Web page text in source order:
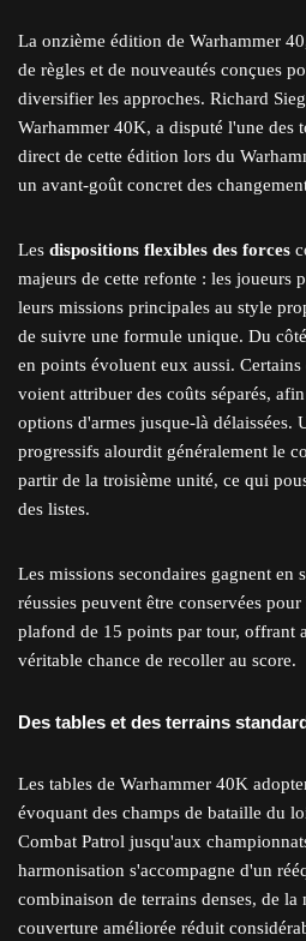
La onzième édition de Warhammer
de règles et de nouveautés conçues
diversifier les approches. Richard
Warhammer 40K, a disputé l'une des
direct de cette édition lors du
un avant-goût concret des
Les dispositions flexibles des forces
majeurs de cette refonte : les joueurs
leurs missions principales au style
de suivre une formule unique. Du
en points évoluent eux aussi. Certains
voient attribuer des coûts séparés,
options d'armes jusque-là délaissées.
progressifs alourdit généralement le
partir de la troisième unité, ce qui
des listes.
Les missions secondaires gagnent en
réussies peuvent être conservées
plafond de 15 points par tour, offrant
véritable chance de recoller au score.
Des tables et des terrains
Les tables de Warhammer 40K
évoquant des champs de bataille du
Combat Patrol jusqu'aux
harmonisation s'accompagne d'un
combinaison de terrains denses, de la
couverture améliorée réduit